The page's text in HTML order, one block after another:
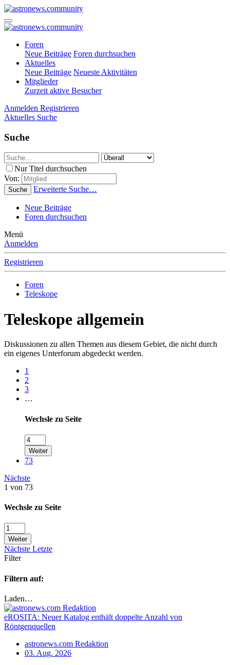
Foren
Neue Beiträge Foren durchsuchen
Aktuelles
Neue Beiträge Neueste Aktivitäten
Mitglieder
Zurzeit aktive Besucher
Anmelden Registrieren
Aktuelles Suche
Suche
Nur Titel durchsuchen
Von:
Suche Erweiterte Suche…
Neue Beiträge
Foren durchsuchen
Menü
Anmelden
Registrieren
Foren
Teleskope
Teleskope allgemein
Diskussionen zu allen Themen aus diesem Gebiet, die nicht durch
ein eigenes Unterforum abgedeckt werden.
1
2
3
…
Wechsle zu Seite
Weiter
73
Nächste
1 von 73
Wechsle zu Seite
Weiter
Nächste Letzte
Filter
Filtern auf:
Laden…
eROSITA: Neuer Katalog enthält doppelte Anzahl von
Röntgenquellen
astronews.com Redaktion
03. Aug. 2026